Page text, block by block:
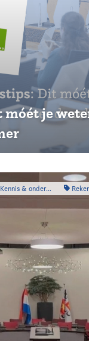
je
Kennis & onderzoek